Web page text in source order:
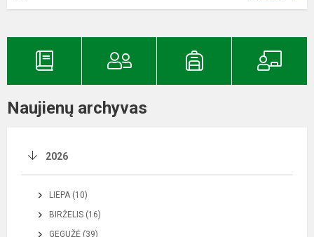
Naujienų archyvas
2026
LIEPA (10)
BIRŽELIS (16)
GEGUŽĖ (39)